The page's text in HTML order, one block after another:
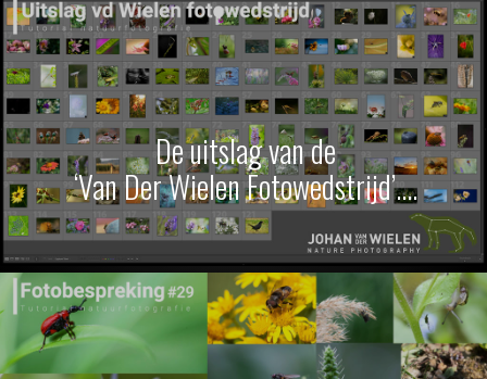
De uitslag van de
‘Van Der Wielen Fotowedstrijd’….